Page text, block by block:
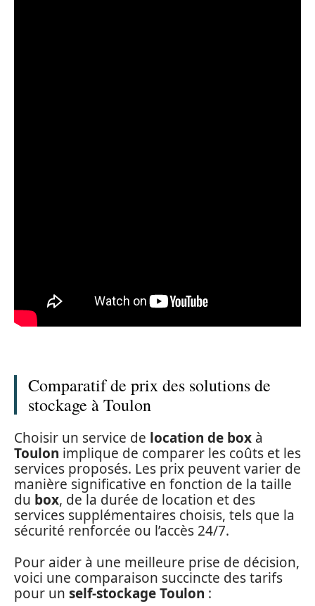
Comparatif de prix des solutions de
stockage à Toulon
Choisir un service de location de box à
Toulon implique de comparer les coûts et les
services proposés. Les prix peuvent varier de
manière significative en fonction de la taille
du box, de la durée de location et des
services supplémentaires choisis, tels que la
sécurité renforcée ou l’accès 24/7.
Pour aider à une meilleure prise de décision,
voici une comparaison succincte des tarifs
pour un self-stockage Toulon :